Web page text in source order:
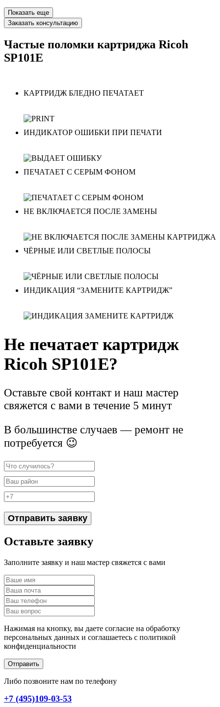
Показать еще
Заказать консультацию
Частые поломки картриджа Ricoh
SP101E
КАРТРИДЖ БЛЕДНО ПЕЧАТАЕТ
ИНДИКАТОР ОШИБКИ ПРИ ПЕЧАТИ
ПЕЧАТАЕТ С СЕРЫМ ФОНОМ
НЕ ВКЛЮЧАЕТСЯ ПОСЛЕ ЗАМЕНЫ
ЧЁРНЫЕ ИЛИ СВЕТЛЫЕ ПОЛОСЫ
ИНДИКАЦИЯ “ЗАМЕНИТЕ КАРТРИДЖ”
Не печатает картридж
Ricoh SP101E?
Оставьте свой контакт и наш мастер
свяжется с вами в течение 5 минут
В большинстве случаев — ремонт не
потребуется 😉
Отправить заявку
Оставьте заявку
Заполните заявку и наш мастер свяжется с вами
Нажимая на кнопку, вы даете согласие на обработку
персональных данных и соглашаетесь c политикой
конфиденциальности
Отправить
Либо позвоните нам по телефону
+7 (495)109-03-53